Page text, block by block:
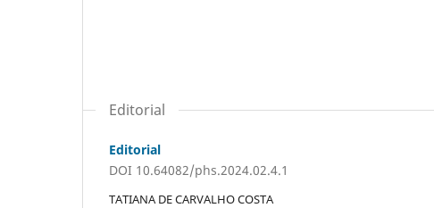
Editorial
Editorial
DOI 10.64082/phs.2024.02.4.1
TATIANA DE CARVALHO COSTA